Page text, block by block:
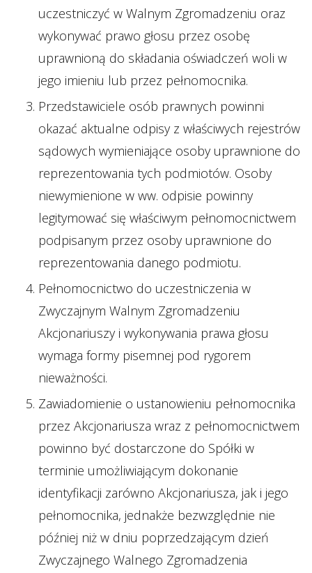
uczestniczyć w Walnym Zgromadzeniu oraz
wykonywać prawo głosu przez osobę
uprawnioną do składania oświadczeń woli w
jego imieniu lub przez pełnomocnika.
Przedstawiciele osób prawnych powinni
okazać aktualne odpisy z właściwych rejestrów
sądowych wymieniające osoby uprawnione do
reprezentowania tych podmiotów. Osoby
niewymienione w ww. odpisie powinny
legitymować się właściwym pełnomocnictwem
podpisanym przez osoby uprawnione do
reprezentowania danego podmiotu.
Pełnomocnictwo do uczestniczenia w
Zwyczajnym Walnym Zgromadzeniu
Akcjonariuszy i wykonywania prawa głosu
wymaga formy pisemnej pod rygorem
nieważności.
Zawiadomienie o ustanowieniu pełnomocnika
przez Akcjonariusza wraz z pełnomocnictwem
powinno być dostarczone do Spółki w
terminie umożliwiającym dokonanie
identyfikacji zarówno Akcjonariusza, jak i jego
pełnomocnika, jednakże bezwzględnie nie
później niż w dniu poprzedzającym dzień
Zwyczajnego Walnego Zgromadzenia